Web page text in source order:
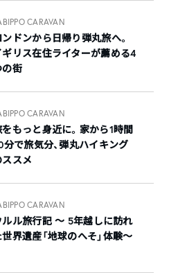
CARAVAN
ンドンから日帰り弾丸旅へ。
ギリス在住ライターが薦める4
の街
CARAVAN
をもっと身近に。家から1時間
分で旅気分、弾丸ハイキング
ススメ
CARAVAN
ルル旅行記 ～ 5年越しに訪れ
世界遺産「地球のへそ」体験～